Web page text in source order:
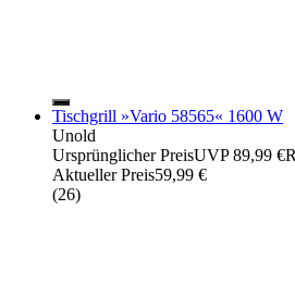
Tischgrill »Vario 58565« 1600 W
Unold
Ursprünglicher PreisUVP 89,99 €
Aktueller Preis59,99 €
(26)